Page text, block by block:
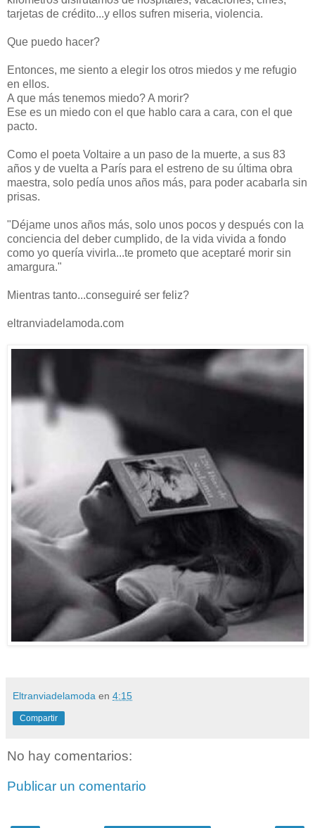
tarjetas de crédito...y ellos sufren miseria, violencia.
Que puedo hacer?
Entonces, me siento a elegir los otros miedos y me refugio
en ellos.
A que más tenemos miedo? A morir?
Ese es un miedo con el que hablo cara a cara, con el que
pacto.
Como el poeta Voltaire a un paso de la muerte, a sus 83
años y de vuelta a París para el estreno de su última obra
maestra, solo pedía unos años más, para poder acabarla sin
prisas.
"Déjame unos años más, solo unos pocos y después con la
conciencia del deber cumplido, de la vida vivida a fondo
como yo quería vivirla...te prometo que aceptaré morir sin
amargura."
Mientras tanto...conseguiré ser feliz?
eltranviadelamoda.com
Eltranviadelamoda en 4:15
Compartir
No hay comentarios:
Publicar un comentario